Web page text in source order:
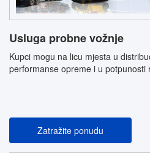
Usluga probne vožnje
Kupci mogu na licu mjesta u
performanse opreme i u potpunosti
Zatražite ponudu